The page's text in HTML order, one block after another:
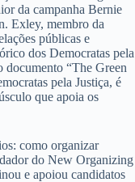
da campanha Bernie
Exley, membro da
públicas e
dos Democratas pela
documento “The Green
pela Justiça, é
que apoia os
como organizar
do New Organizing
e apoiou candidatos